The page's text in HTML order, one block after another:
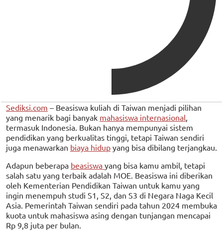
Sediksi.com – Beasiswa kuliah di Taiwan menjadi pilihan
yang menarik bagi banyak mahasiswa internasional
termasuk Indonesia. Bukan hanya mempunyai sistem
pendidikan yang berkualitas tinggi, tetapi Taiwan sendiri
juga menawarkan biaya hidup yang bisa dibilang terjangkau.
Adapun beberapa beasiswa yang bisa kamu ambil, tetapi
salah satu yang terbaik adalah MOE. Beasiswa ini diberikan
oleh Kementerian Pendidikan Taiwan untuk kamu yang
ingin menempuh studi S1, S2, dan S3 di Negara Naga Kecil
Asia. Pemerintah Taiwan sendiri pada tahun 2024 membuka
kuota untuk mahasiswa asing dengan tunjangan mencapai
Rp 9,8 juta per bulan.